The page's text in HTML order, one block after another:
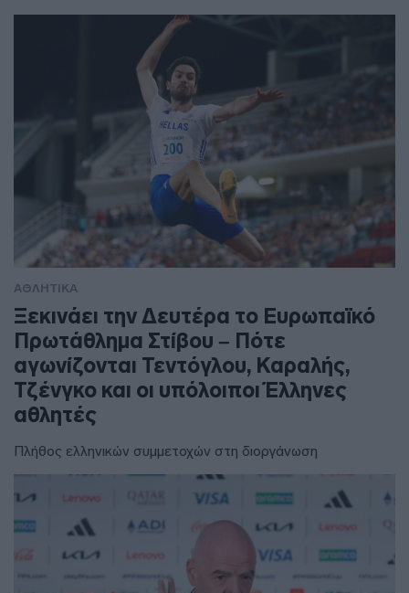
ΑΘΛΗΤΙΚΑ
Ξεκινάει την Δευτέρα το Ευρωπαϊκό
Πρωτάθλημα Στίβου – Πότε
αγωνίζονται Τεντόγλου, Καραλής,
Τζένγκο και οι υπόλοιποι Έλληνες
αθλητές
Πλήθος ελληνικών συμμετοχών στη διοργάνωση